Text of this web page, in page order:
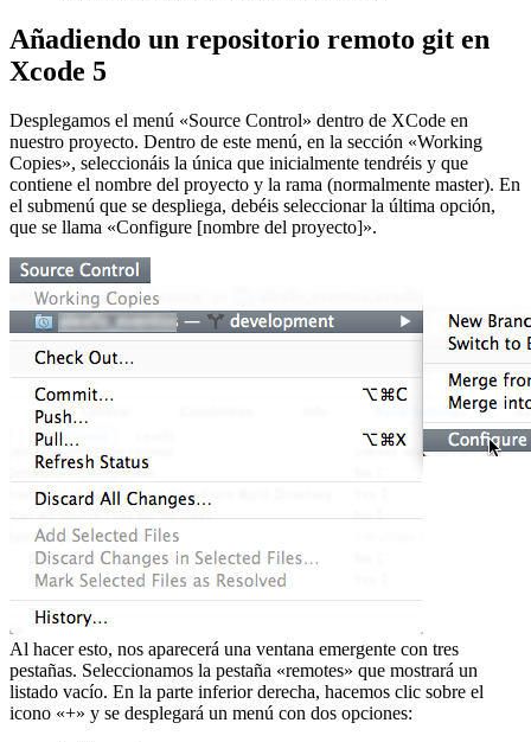
Añadiendo un repositorio remoto git en
Xcode 5
Desplegamos el menú «Source Control» dentro de XCode en
nuestro proyecto. Dentro de este menú, en la sección «Working
Copies», seleccionáis la única que inicialmente tendréis y que
contiene el nombre del proyecto y la rama (normalmente master). En
el submenú que se despliega, debéis seleccionar la última opción,
que se llama «Configure [nombre del proyecto]».
Al hacer esto, nos aparecerá una ventana emergente con tres
pestañas. Seleccionamos la pestaña «remotes» que mostrará un
listado vacío. En la parte inferior derecha, hacemos clic sobre el
icono «+» y se desplegará un menú con dos opciones: